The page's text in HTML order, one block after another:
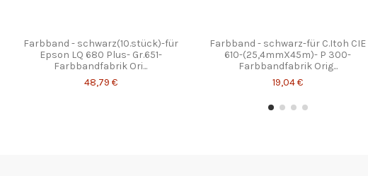
Farbband - schwarz(10.stück)-für
Epson LQ 680 Plus- Gr.651-
Farbbandfabrik Ori...
48,79 €
Farbband - schwarz-für C.Itoh CIE
610-(25,4mmX45m)- P 300-
Farbbandfabrik Orig...
19,04 €